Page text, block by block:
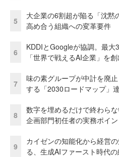
5
大企業の6割超が陥る「沈黙
高め合う組織への変革要件
6
KDDIとGoogleが協調。最
「世界で戦えるAI企業」を
7
味の素グループが中計を廃
する「2030ロードマップ」
8
数字を埋めるだけで終わら
企画部門初任者の実務ポイン
9
カイゼンの知能化から経営
る、生成AIファースト時代